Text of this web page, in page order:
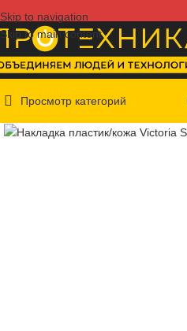
Skip to navigation
Skip to main content
Просмотр категорий
Нажмите, чтобы увеличить